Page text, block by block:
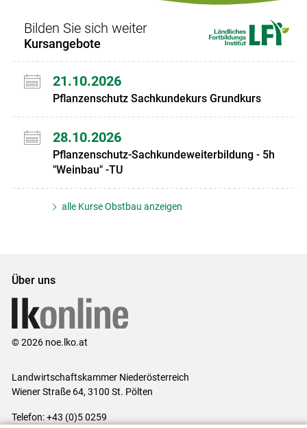
Bilden Sie sich weiter
Kursangebote
21.10.2026
Pflanzenschutz Sachkundekurs Grundkurs
28.10.2026
Pflanzenschutz-Sachkundeweiterbildung - 5h
"Weinbau" -TU
alle Kurse Obstbau anzeigen
Über uns
© 2026 noe.lko.at
Landwirtschaftskammer Niederösterreich
Wiener Straße 64, 3100 St. Pölten
Telefon: +43 (0)5 0259